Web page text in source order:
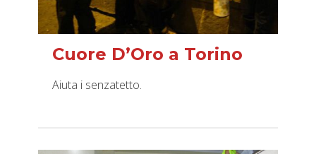
Cuore D’Oro a Torino
Aiuta i senzatetto.